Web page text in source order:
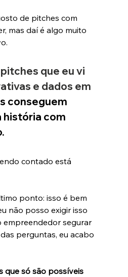
de pitches com
mas daí é algo muito
que eu vi
e dados em
conseguem
história com
contado está
ponto: isso é bem
não posso exigir isso
empreendedor segurar
perguntas, eu acabo
que só são possíveis